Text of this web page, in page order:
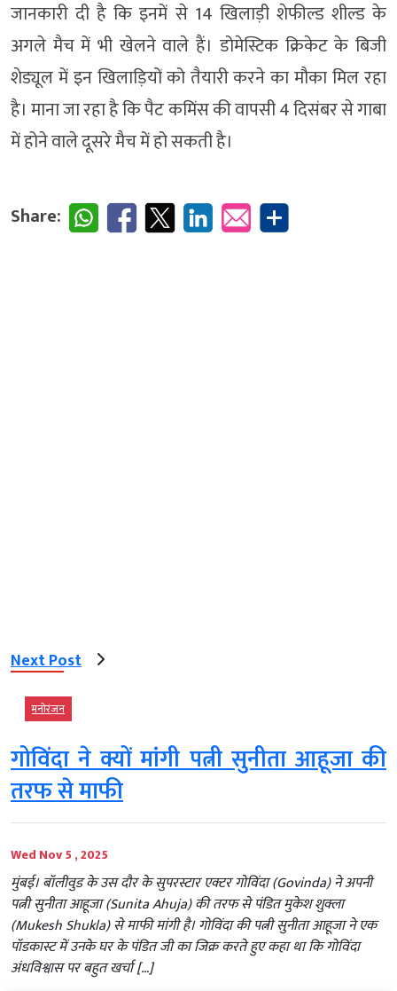
जानकारी दी है कि इनमें से 14 खिलाड़ी शेफील्ड शील्ड के
अगले मैच में भी खेलने वाले हैं। डोमेस्टिक क्रिकेट के बिजी
शेड्यूल में इन खिलाड़ियों को तैयारी करने का मौका मिल रहा
है। माना जा रहा है कि पैट कमिंस की वापसी 4 दिसंबर से गाबा
में होने वाले दूसरे मैच में हो सकती है।
Share:
Next Post
मनोरंजन
गोविंदा ने क्यों मांगी पत्नी सुनीता आहूजा की
तरफ से माफी
Wed Nov 5 , 2025
मुंबई। बॉलीवुड के उस दौर के सुपरस्टार एक्टर गोविंदा (Govinda) ने अपनी
पत्नी सुनीता आहूजा (Sunita Ahuja) की तरफ से पंडित मुकेश शुक्ला
(Mukesh Shukla) से माफी मांगी है। गोविंदा की पत्नी सुनीता आहूजा ने एक
पॉडकास्ट में उनके घर के पंडित जी का जिक्र करते हुए कहा था कि गोविंदा
अंधविश्वास पर बहुत खर्चा […]